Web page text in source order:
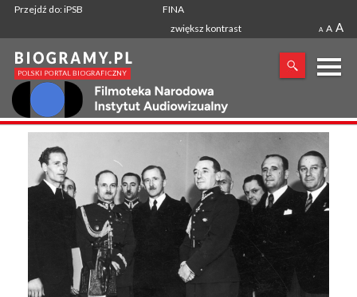
Przejdź do: iPSB
FINA
zwiększ kontrast
A A A
X
SZUKANA FRAZA